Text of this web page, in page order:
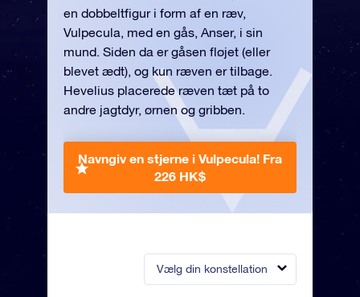
Vælg din konstellation
en dobbeltfigur i form af en ræv,
Vulpecula, med en gås, Anser, i sin
mund. Siden da er gåsen fløjet (eller
blevet ædt), og kun ræven er tilbage.
Hevelius placerede ræven tæt på to
andre jagtdyr, ørnen og gribben.
Navngiv en stjerne i Vulpecula! Fra
226 HK$